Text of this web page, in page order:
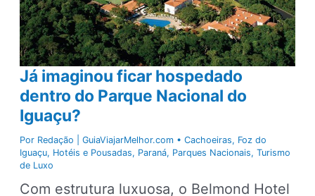
Já imaginou ficar hospedado
dentro do Parque Nacional do
Iguaçu?
Por Redação | GuiaViajarMelhor.com •Cachoeiras, Foz do
Iguaçu, Hotéis e Pousadas, Paraná, Parques Nacionais,Turismo
de Luxo
Com estrutura luxuosa, o Belmond Hotel